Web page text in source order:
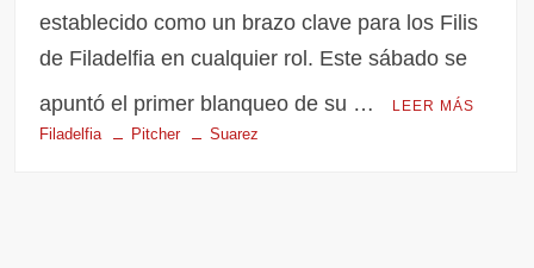
establecido como un brazo clave para los Filis
de Filadelfia en cualquier rol. Este sábado se
apuntó el primer blanqueo de su …
LEER MÁS
Filadelfia Pitcher Suarez